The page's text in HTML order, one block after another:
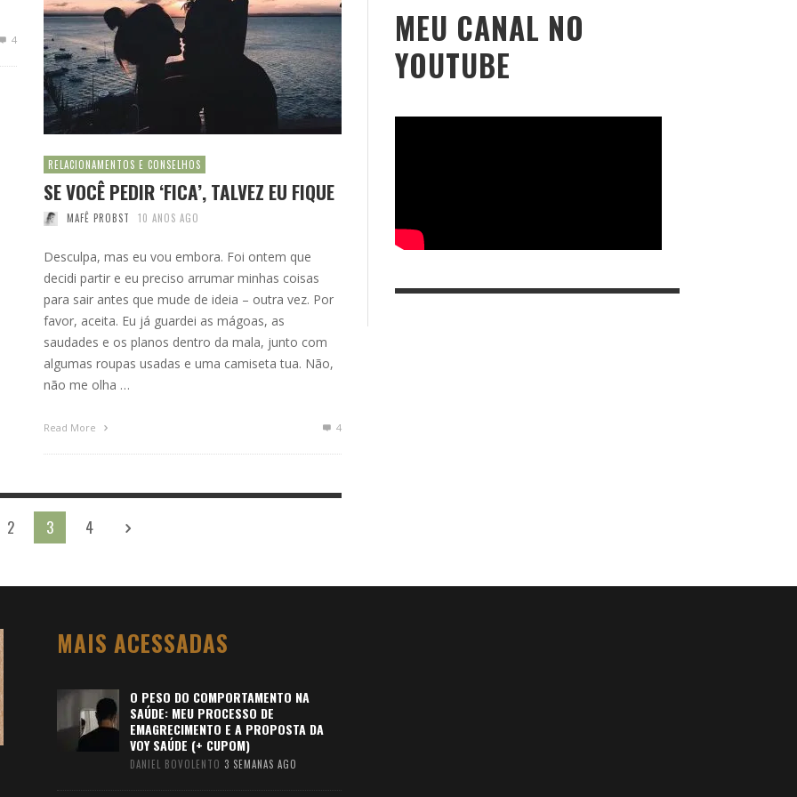
4
RELACIONAMENTOS E CONSELHOS
SE VOCÊ PEDIR ‘FICA’, TALVEZ EU FIQUE
MAFÊ PROBST 10 ANOS AGO
Desculpa, mas eu vou embora. Foi ontem que
decidi partir e eu preciso arrumar minhas coisas
para sair antes que mude de ideia – outra vez. Por
favor, aceita. Eu já guardei as mágoas, as
saudades e os planos dentro da mala, junto com
algumas roupas usadas e uma camiseta tua. Não,
não me olha …
Read More 4
2 3 4
MEU CANAL NO
YOUTUBE
MAIS ACESSADAS
O PESO DO COMPORTAMENTO NA
SAÚDE: MEU PROCESSO DE
EMAGRECIMENTO E A PROPOSTA DA
VOY SAÚDE (+ CUPOM)
DANIEL BOVOLENTO 3 SEMANAS AGO